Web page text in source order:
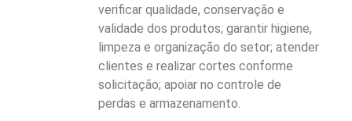
verificar qualidade, conservação e
validade dos produtos; garantir higiene,
limpeza e organização do setor; atender
clientes e realizar cortes conforme
solicitação; apoiar no controle de
perdas e armazenamento.